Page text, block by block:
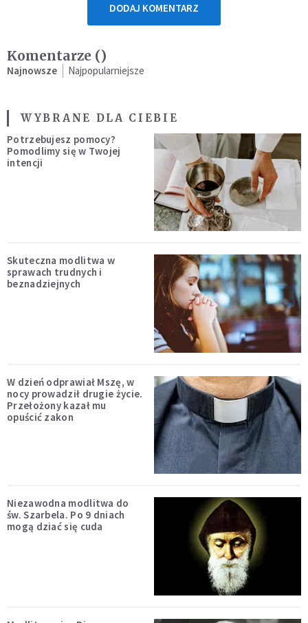
DODAJ KOMENTARZ
Komentarze ()
Najnowsze Najpopularniejsze
WYBRANE DLA CIEBIE
Potrzebujesz pomocy?
Pomodlimy się w Twojej
intencji
Skuteczna modlitwa w
sprawach trudnych i
beznadziejnych
W dzień odprawiał Mszę, w
nocy prowadził drugie życie.
Przełożony kazał mu
opuścić zakon
Niezawodna modlitwa do
św. Szarbela. Po 9 dniach
mogą dziać się cuda